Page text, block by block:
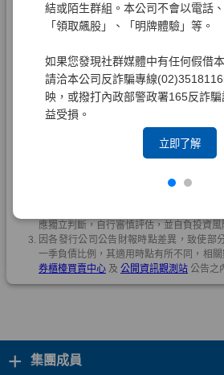
結或陌生群組。本公司不會以電話
「領取飆股」、「明牌體驗」等。
如果您發現社群媒體中有任何假借
請洽本公司反詐騙專線
映，或撥打內政部警政署165反詐
益受損。
立即了解
+ 集團成員